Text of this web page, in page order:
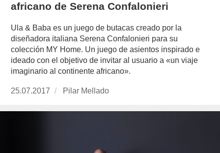
africano de Serena Confalonieri
Ula & Baba es un juego de butacas creado por la
diseñadora italiana Serena Confalonieri para su
colección MY Home. Un juego de asientos inspirado e
ideado con el objetivo de invitar al usuario a «un viaje
imaginario al continente africano».
Publicado
25.07.2017
https://www.experimenta.es/author/pilar-
Pilar Mellado